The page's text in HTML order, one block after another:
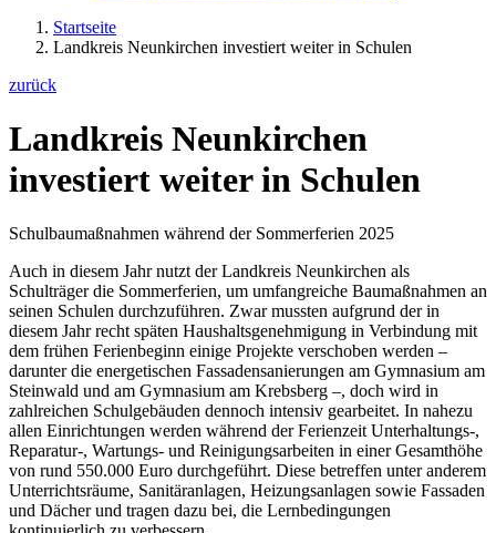
Startseite
Landkreis Neunkirchen investiert weiter in Schulen
zurück
Landkreis Neunkirchen
investiert weiter in Schulen
Schulbaumaßnahmen während der Sommerferien 2025
Auch in diesem Jahr nutzt der Landkreis Neunkirchen als
Schulträger die Sommerferien, um umfangreiche Baumaßnahmen an
seinen Schulen durchzuführen. Zwar mussten aufgrund der in
diesem Jahr recht späten Haushaltsgenehmigung in Verbindung mit
dem frühen Ferienbeginn einige Projekte verschoben werden –
darunter die energetischen Fassadensanierungen am Gymnasium am
Steinwald und am Gymnasium am Krebsberg –, doch wird in
zahlreichen Schulgebäuden dennoch intensiv gearbeitet. In nahezu
allen Einrichtungen werden während der Ferienzeit Unterhaltungs-,
Reparatur-, Wartungs- und Reinigungsarbeiten in einer Gesamthöhe
von rund 550.000 Euro durchgeführt. Diese betreffen unter anderem
Unterrichtsräume, Sanitäranlagen, Heizungsanlagen sowie Fassaden
und Dächer und tragen dazu bei, die Lernbedingungen